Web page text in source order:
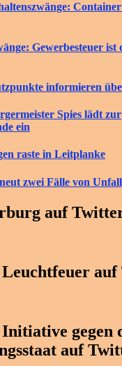
Gewerbesteuer ist
informieren
Spies lädt zur
ein
raste in Leitplanke
zwei Fälle von
auf
gegen
auf